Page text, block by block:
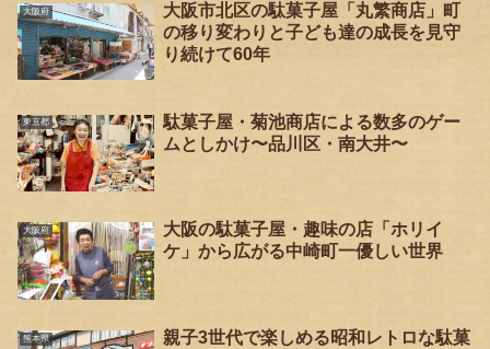
大阪府
大阪市北区の駄菓子屋「丸繁商店」町
の移り変わりと子ども達の成長を見守
り続けて60年
東京都
駄菓子屋・菊池商店による数多のゲー
ムとしかけ〜品川区・南大井〜
大阪府
大阪の駄菓子屋・趣味の店「ホリイ
ケ」から広がる中崎町一優しい世界
熊本県
親子3世代で楽しめる昭和レトロな駄菓